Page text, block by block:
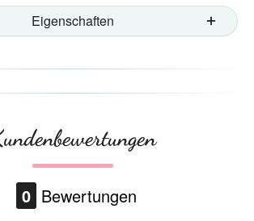
Eigenschaften
0 Bewertungen